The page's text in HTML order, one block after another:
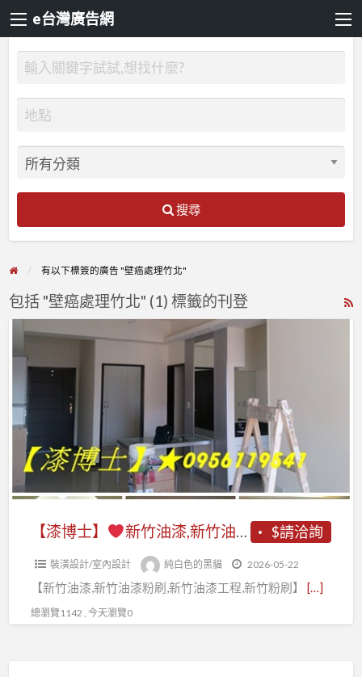
e台灣廣告網
搜尋
有以下標簽的廣告 "壁癌處理竹北"
包括 "壁癌處理竹北" (1) 標籤的刊登
【漆
士】
漆,
新
$請洽詢
【漆博士】 新竹油漆,新竹油漆粉刷,竹北油漆,新竹油漆推薦,新竹油漆價格,竹北油漆工程,竹北油漆推薦,新竹油漆報價,油漆估價新竹,室內油漆新竹,新竹室內粉刷,新竹油漆工程行,新竹油漆行推薦,新竹油漆工程,新竹油漆工程推薦,新竹市油漆,新竹油漆工程價目表,新竹壁癌處理
裝潢設計/室內設計 純白色的黑貓 2026-05-22
【新竹油漆,新竹油漆粉刷,新竹油漆工程,新竹粉刷】 […]
總瀏覽1142 , 今天瀏覽0